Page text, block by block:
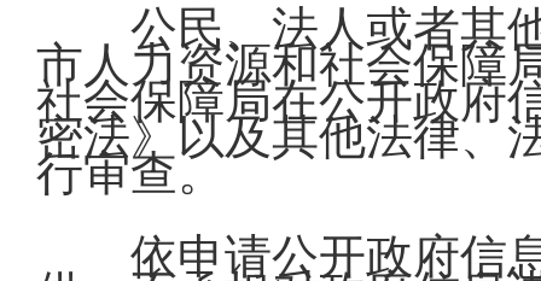
公民、法人或者其
市人力资源和社会保障
社会保障局在公开政府
密法》以及其他法律、
行审查。
依申请公开政府信